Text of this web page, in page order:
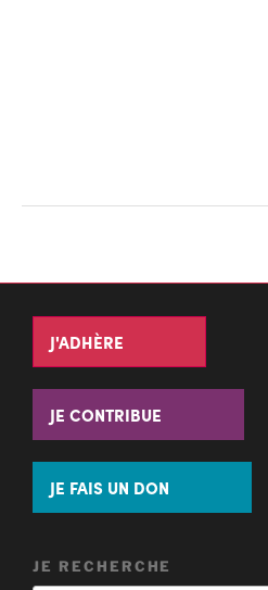
J'ADHÈRE
JE CONTRIBUE
JE FAIS UN DON
JE RECHERCHE